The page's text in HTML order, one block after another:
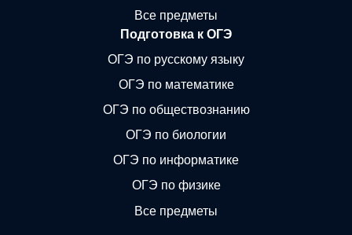
Все предметы
Подготовка к ОГЭ
ОГЭ по русскому языку
ОГЭ по математике
ОГЭ по обществознанию
ОГЭ по биологии
ОГЭ по информатике
ОГЭ по физике
Все предметы